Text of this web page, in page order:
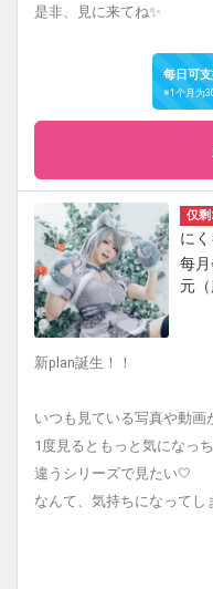
是非、見に来てね✨
每日可
※1个月为
仅剩
に
每
元（
新plan誕生！！
いつも見ている写真や動画
1度見るともっと気になっ
違うシリーズで見たい🤍
なんて、気持ちになってし